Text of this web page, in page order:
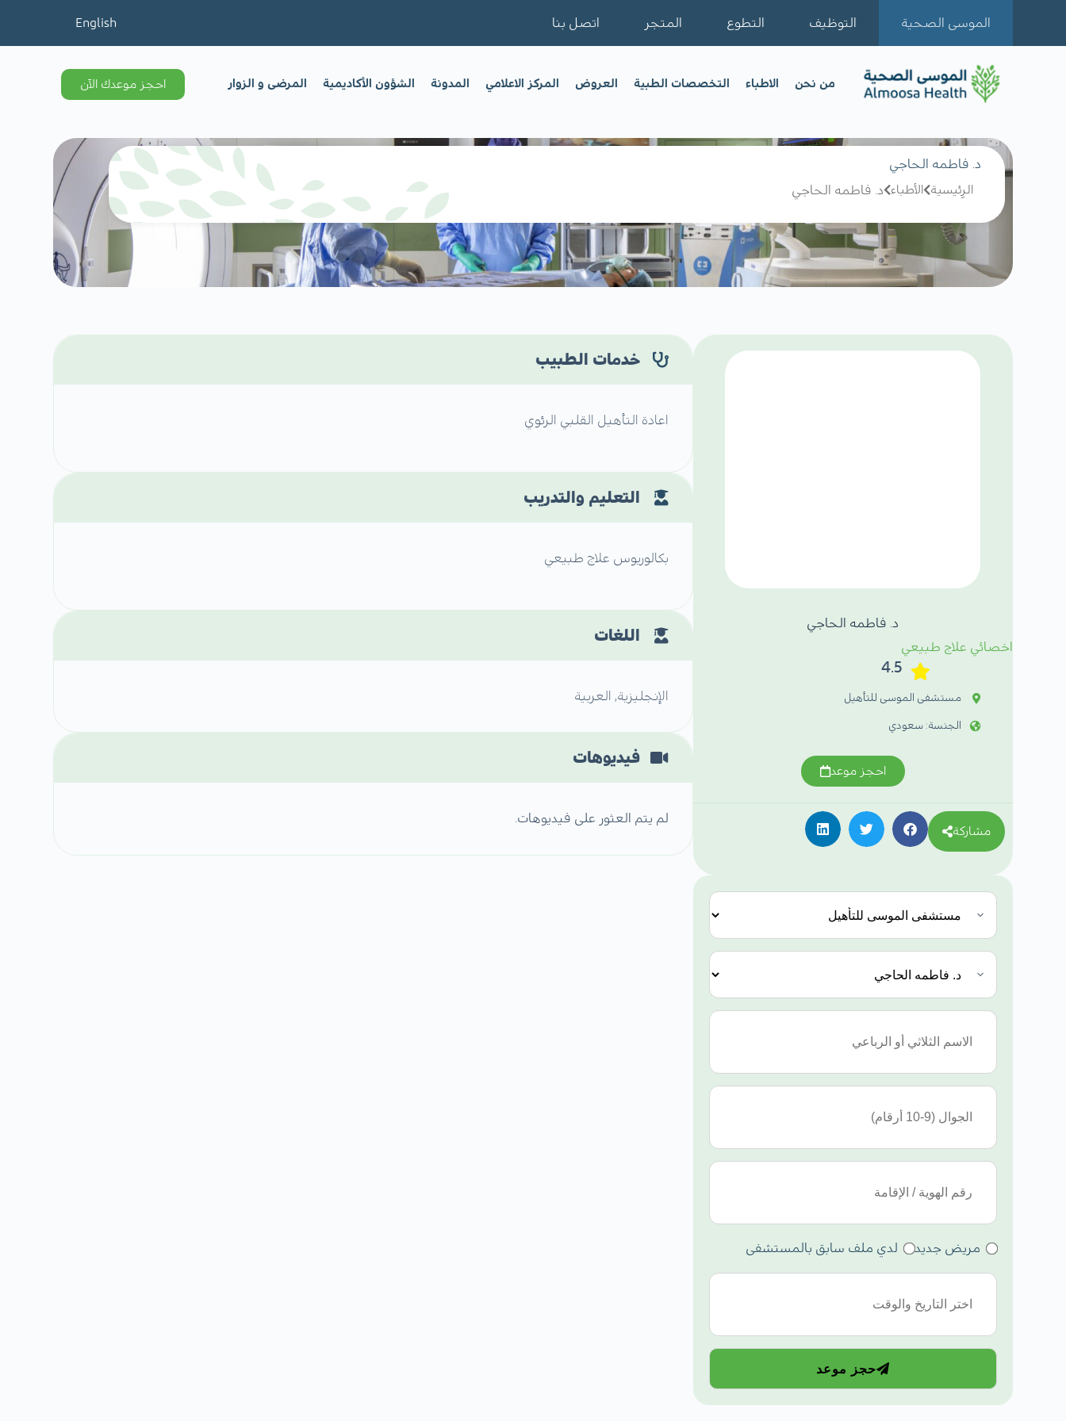
الموسى الصحية التوظيف التطوع المتجر اتصل بنا English
من نحن الاطباء التخصصات الطبية العروض المركز الاعلامي المدونة الشؤون الأكاديمية المرضى و الزوار احجز موعدك الآن
د. فاطمه الحاجي
الرِئيسية الأطباء د. فاطمه الحاجي
د. فاطمه الحاجي
اخصائي علاج طبيعي
4.5
مستشفى الموسى للتأهيل
الجنسة: سعودي
احجز موعد
مشاركة
مريض جديد لدي ملف سابق بالمستشفى
حجز موعد
خدمات الطبيب
اعادة التأهيل القلبي الرئوي
التعليم والتدريب
بكالوريوس علاج طبيعي
اللغات
الإنجليزية, العربية
فيديوهات
لم يتم العثور على فيديوهات.